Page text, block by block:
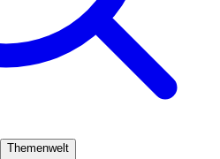
Themenwelt